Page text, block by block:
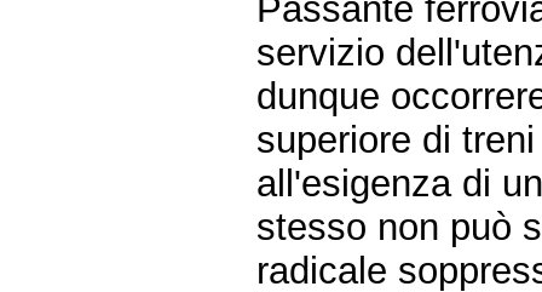
Passante
servizio
dunque
superiore di
all'esigenza di
stesso non può
radicale